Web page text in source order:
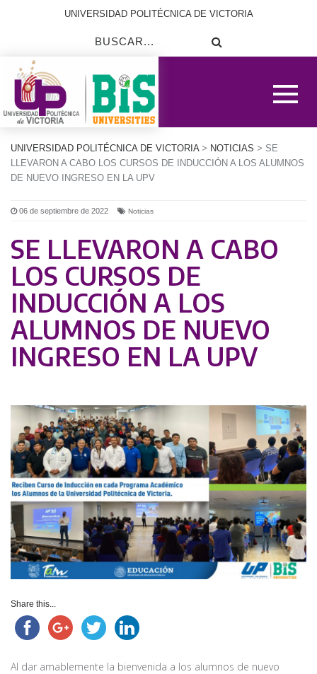
UNIVERSIDAD POLITÉCNICA DE VICTORIA
UNIVERSIDAD POLITÉCNICA DE VICTORIA> NOTICIAS > SE
LLEVARON A CABO LOS CURSOS DE INDUCCIÓN A LOS ALUMNOS
DE NUEVO INGRESO EN LA UPV
06 de septiembre de 2022 Noticias
SE LLEVARON A CABO
LOS CURSOS DE
INDUCCIÓN A LOS
ALUMNOS DE NUEVO
INGRESO EN LA UPV
Share this...
Al dar amablemente la bienvenida a los alumnos de nuevo